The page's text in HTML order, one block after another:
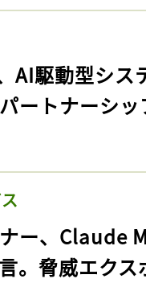
AI駆動型シ
ートナーシ
ナー、Claude
。脅威エク
会員登録